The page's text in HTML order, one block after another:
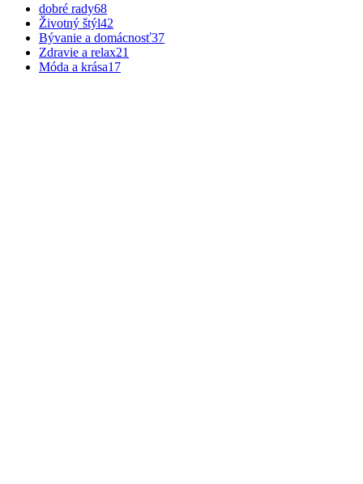
dobré rady68
Životný štýl42
Bývanie a domácnosť37
Zdravie a relax21
Móda a krása17